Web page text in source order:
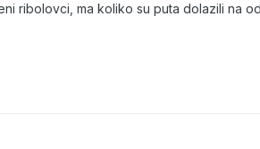
ribolovci, ma koliko su puta dolazili na